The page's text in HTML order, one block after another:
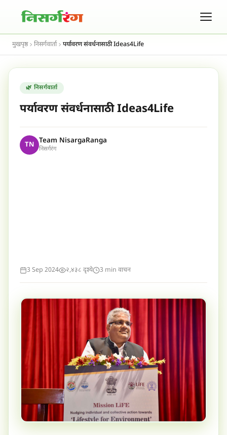
मुखपृष्ठ निसर्गवार्ता पर्यावरण संवर्धनासाठी Ideas4Life
🌿 निसर्गवार्ता
पर्यावरण संवर्धनासाठी Ideas4Life
TN Team NisargaRanga
निसर्गरंग
3 Sep 2024 २,४३८ दृश्ये 3 min वाचन